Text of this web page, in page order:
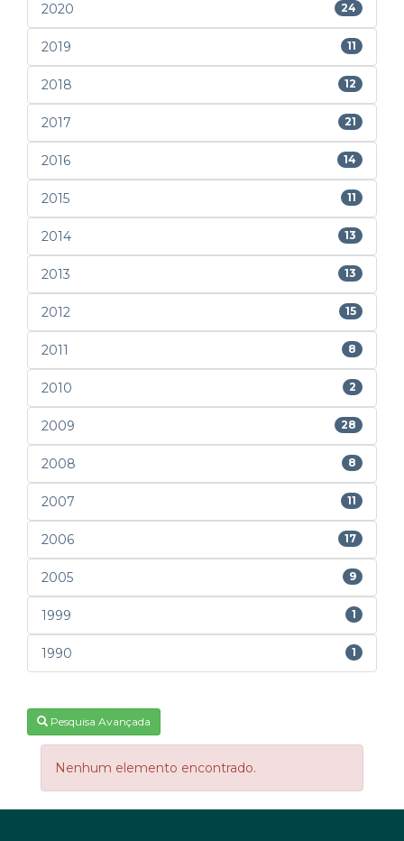
2020 24
2019 11
2018 12
2017 21
2016 14
2015 11
2014 13
2013 13
2012 15
2011 8
2010 2
2009 28
2008 8
2007 11
2006 17
2005 9
1999 1
1990 1
Pesquisa Avançada
Nenhum elemento encontrado.